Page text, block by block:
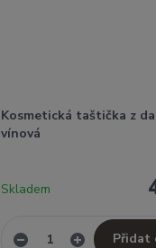
Kosmetická taštička z
vínová
Skladem
Přidat